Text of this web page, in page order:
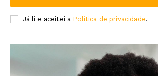
Já li e aceitei a Política de privacidade.